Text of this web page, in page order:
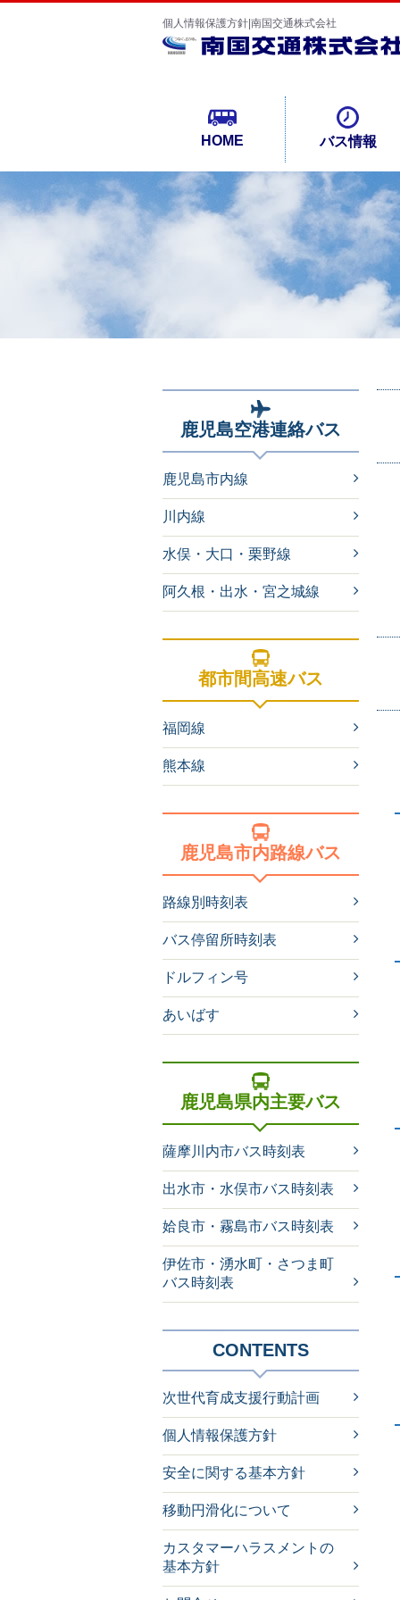
個人情報保護方針|南国交通株式会社
HOME バス情報
鹿児島空港連絡バス
鹿児島市内線
川内線
水俣・大口・栗野線
阿久根・出水・宮之城線
都市間高速バス
福岡線
熊本線
鹿児島市内路線バス
路線別時刻表
バス停留所時刻表
ドルフィン号
あいばす
鹿児島県内主要バス
薩摩川内市バス時刻表
出水市・水俣市バス時刻表
姶良市・霧島市バス時刻表
伊佐市・湧水町・さつま町
バス時刻表
CONTENTS
次世代育成支援行動計画
個人情報保護方針
安全に関する基本方針
移動円滑化について
カスタマーハラスメントの
基本方針